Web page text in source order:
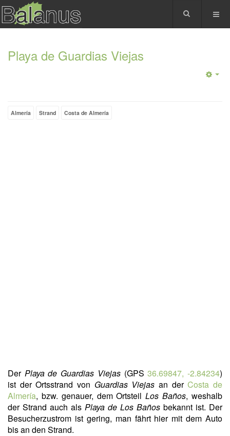
Playa de Guardias Viejas
Almería Strand Costa de Almería
Der Playa de Guardias Viejas (GPS36.69847, -2.84234)
ist der Ortsstrand von Guardias Viejas an derCosta de
Almería, bzw. genauer, dem OrtsteilLos Baños, weshalb
der Strand auch als Playa de Los Baños bekannt ist. Der
Besucherzustrom ist gering, man fährt hier mit dem Auto
bis an den Strand.